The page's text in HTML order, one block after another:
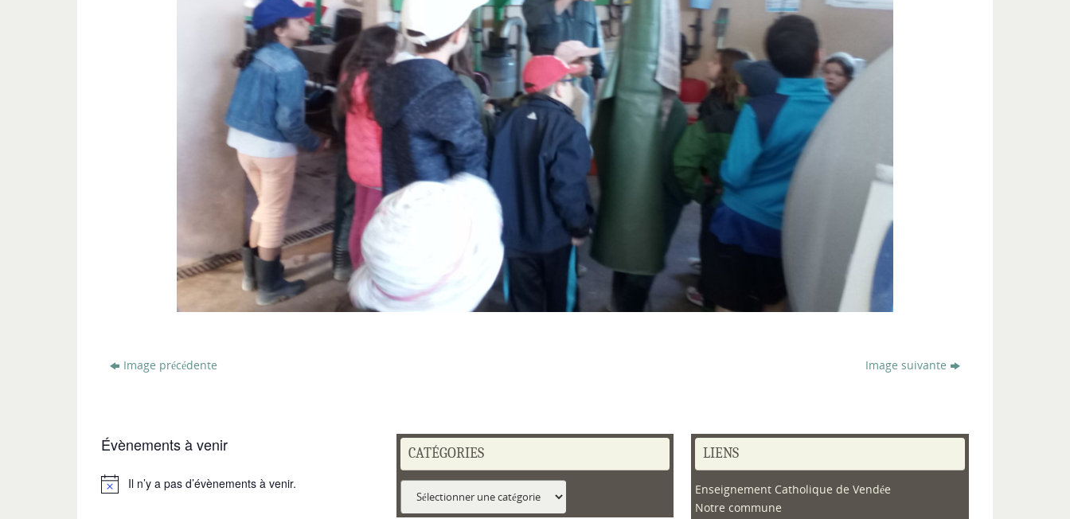
Image précédente Image suivante
Évènements à venir
NoticeIl n’y a pas d’évènements à venir.
CATÉGORIES LIENS
Enseignement Catholique de Vendée
Notre commune